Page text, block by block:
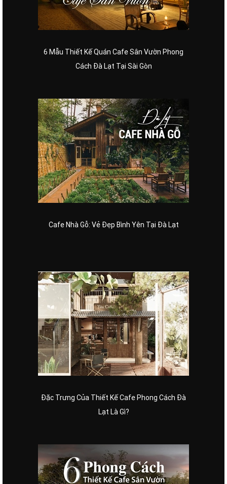
6 Mẫu Thiết Kế Quán Cafe Sân Vườn Phong
Cách Đà Lạt Tại Sài Gòn
Cafe Nhà Gỗ: Vẻ Đẹp Bình Yên Tại Đà Lạt
Đặc Trưng Của Thiết Kế Cafe Phong Cách Đà
Lạt Là Gì?